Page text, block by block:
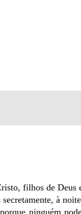
filhos de Deus
à
ninguém